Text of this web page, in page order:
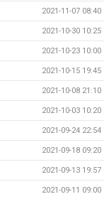
2021-11-07 08:40
2021-10-30 10:25
2021-10-23 10:00
2021-10-15 19:45
2021-10-08 21:10
2021-10-03 10:20
2021-09-24 22:54
2021-09-18 09:20
2021-09-13 19:57
2021-09-11 09:00